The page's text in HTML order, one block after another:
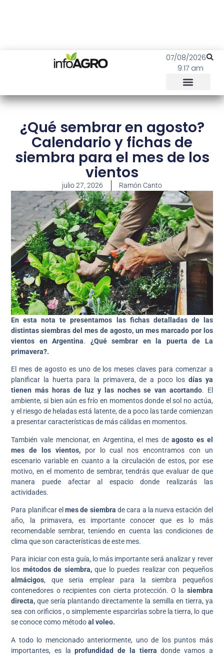
07/08/2026
9:17 am
¿Qué sembrar en agosto?
Calendario y fichas de
siembra para el mes de los
vientos
julio 27, 2026 Ramón Canto
En esta nota te presentamos las fichas detalladas de las
distintas siembras del mes de agosto, un mes marcado por los
vientos en Argentina. ¿Qué sembrar en la puerta de La
primavera?.
El mes de agosto es uno de los meses claves para comenzar a
planificar la huerta para la primavera, de a poco los días ya
tienen más horas de luz y las noches se van acortando. El
ambiente, si bien aún es frío en momentos donde el sol no actúa,
y el riesgo de heladas está latente, de a poco las tarde comienzan
a presentar características de más cálidas en momentos.
También vale mencionar, en Argentina, el mes deagosto es el
mes de los vientos,por lo cual nos encontramos con un
escenario variable en cuanto a la circulación de estos, por ese
motivo, en el momento de sembrar, tendrás que evaluar de que
manera puede afectar al espacio donde realizarás las
actividades.
Para planificar el mes de siembrade cara a la nueva estación del
año, la primavera, es importante conocer que es lo más
recomendable sembrar, teniendo en cuenta las condiciones de
clima que son características de este mes.
Para iniciar con esta guía, lo más importante será analizar y rever
los métodos de siembra,que lo puedes realizar con pequeños
almácigos, que seria emplear para la siembra pequeños
contenedores o recipientes con cierta protección. O la siembra
directa,que sería plantando directamente la semilla en tierra, ya
sea con orificios , o simplemente esparcirlas sobre la tierra, lo que
se conoce como métodoal voleo.
A todo lo mencionado anteriormente, uno de los puntos más
importantes, es la profundidad de la tierra donde vamos a